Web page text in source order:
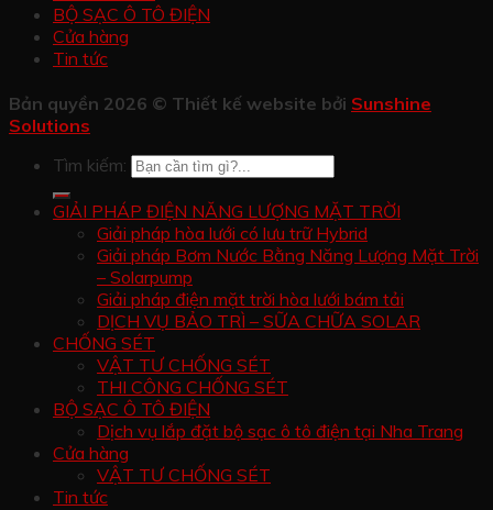
BỘ SẠC Ô TÔ ĐIỆN
Cửa hàng
Tin tức
Bản quyền 2026 © Thiết kế website bởi Sunshine
Solutions
Tìm kiếm:
GIẢI PHÁP ĐIỆN NĂNG LƯỢNG MẶT TRỜI
Giải pháp hòa lưới có lưu trữ Hybrid
Giải pháp Bơm Nước Bằng Năng Lượng Mặt Trời
– Solarpump
Giải pháp điện mặt trời hòa lưới bám tải
DỊCH VỤ BẢO TRÌ – SỮA CHỮA SOLAR
CHỐNG SÉT
VẬT TƯ CHỐNG SÉT
THI CÔNG CHỐNG SÉT
BỘ SẠC Ô TÔ ĐIỆN
Dịch vụ lắp đặt bộ sạc ô tô điện tại Nha Trang
Cửa hàng
VẬT TƯ CHỐNG SÉT
Tin tức